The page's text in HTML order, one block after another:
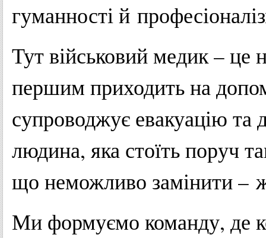
гуманності й
Тут військовий медик – це
першим приходить на
супроводжує евакуацію та
людина, яка стоїть поруч
що неможливо замінити –
Ми формуємо команду, де